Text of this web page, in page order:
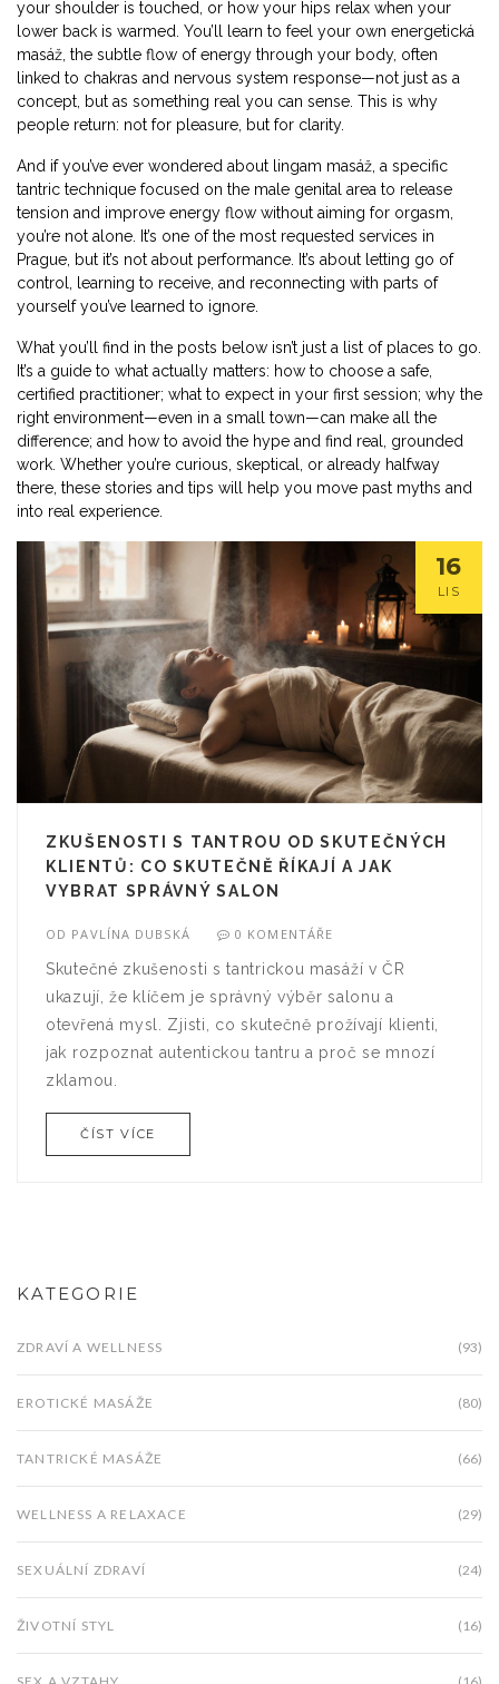
your shoulder is touched, or how your hips relax when your
lower back is warmed. You’ll learn to feel your own energetická
masáž the subtle flow of energy through your body, often
linked to chakras and nervous system response—not just as a
concept, but as something real you can sense. This is why
people return: not for pleasure, but for clarity.
And if you’ve ever wondered about lingam masáž a specific
tantric technique focused on the male genital area to release
tension and improve energy flow without aiming for orgasm
you’re not alone. It’s one of the most requested services in
Prague, but it’s not about performance. It’s about letting go of
control, learning to receive, and reconnecting with parts of
yourself you’ve learned to ignore.
What you’ll find in the posts below isn’t just a list of places to go.
It’s a guide to what actually matters: how to choose a safe,
certified practitioner; what to expect in your first session; why the
right environment—even in a small town—can make all the
difference; and how to avoid the hype and find real, grounded
work. Whether you’re curious, skeptical, or already halfway
there, these stories and tips will help you move past myths and
into real experience.
16
LIS
ZKUŠENOSTI S TANTROU OD SKUTEČNÝCH
KLIENTŮ: CO SKUTEČNĚ ŘÍKAJÍ A JAK
VYBRAT SPRÁVNÝ SALON
OD PAVLÍNA DUBSKÁ 0 KOMENTÁŘE
Skutečné zkušenosti s tantrickou masáží v ČR
ukazují, že klíčem je správný výběr salonu a
otevřená mysl. Zjisti, co skutečně prožívají klienti,
jak rozpoznat autentickou tantru a proč se mnozí
zklamou.
ČÍST VÍCE
KATEGORIE
ZDRAVÍ A WELLNESS (93)
EROTICKÉ MASÁŽE (80)
TANTRICKÉ MASÁŽE (66)
WELLNESS A RELAXACE (29)
SEXUÁLNÍ ZDRAVÍ (24)
ŽIVOTNÍ STYL (16)